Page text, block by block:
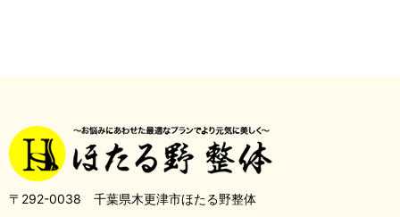
〒292-0038 千葉県木更津市ほたる野整体